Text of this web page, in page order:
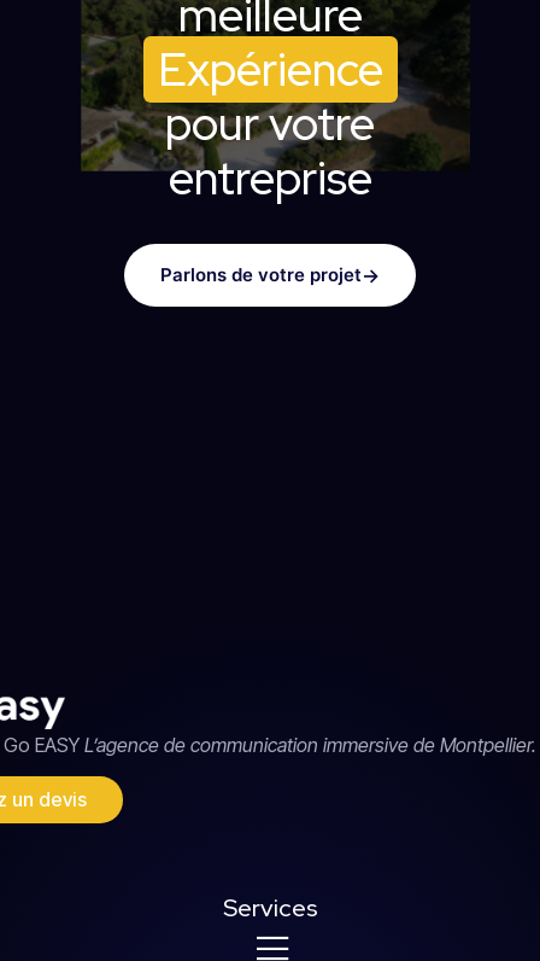
meilleure
Expérience
pour votre
entreprise
Parlons de votre projet→
Go EASY L’agence de communication immersive de Montpellier.
un devis
Services